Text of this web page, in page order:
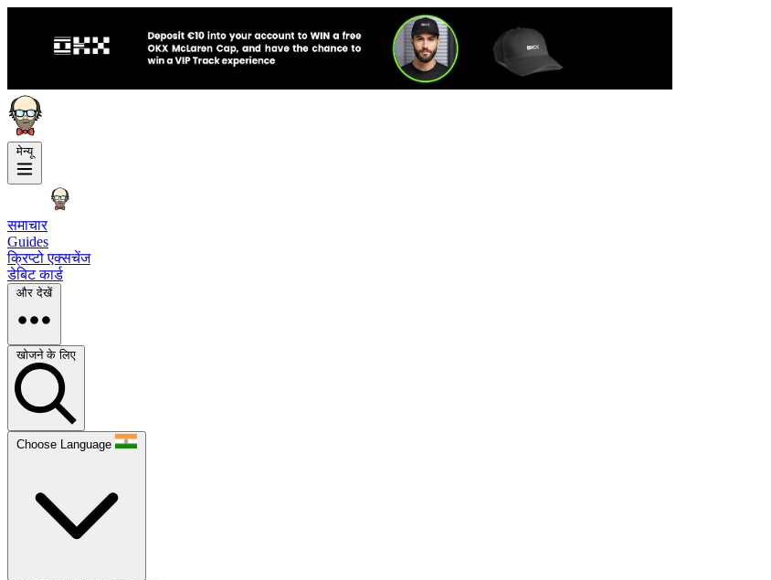
मेन्यू
समाचार
Guides
क्रिप्टो एक्सचेंज
डेबिट कार्ड
और देखें
खोजने के लिए
Choose Language